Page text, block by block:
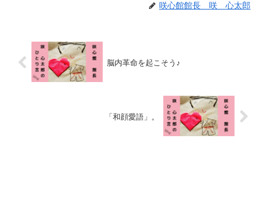
咲心館館長 咲 心太郎
脳内革命を起こそう♪
「和顔愛語」。